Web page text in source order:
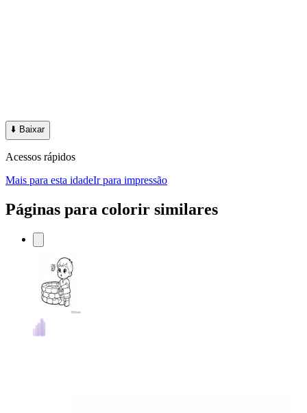
⬇️ Baixar
Acessos rápidos
Mais para esta idadeIr para impressão
Páginas para colorir similares